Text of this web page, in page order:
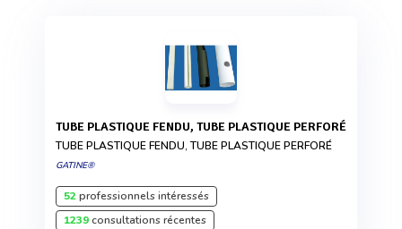
TUBE PLASTIQUE FENDU, TUBE PLASTIQUE PERFORÉ
TUBE PLASTIQUE FENDU, TUBE PLASTIQUE PERFORÉ
GATINE®
52professionnels intéressés
1239consultations récentes